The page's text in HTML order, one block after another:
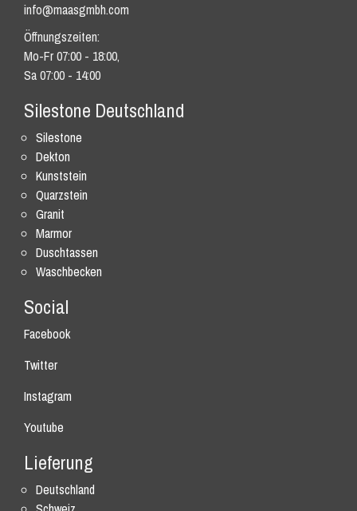
info@maasgmbh.com
Öffnungszeiten:
Mo-Fr 07:00 - 18:00,
Sa 07:00 - 14:00
Silestone Deutschland
Silestone
Dekton
Kunststein
Quarzstein
Granit
Marmor
Duschtassen
Waschbecken
Social
Facebook
Twitter
Instagram
Youtube
Lieferung
Deutschland